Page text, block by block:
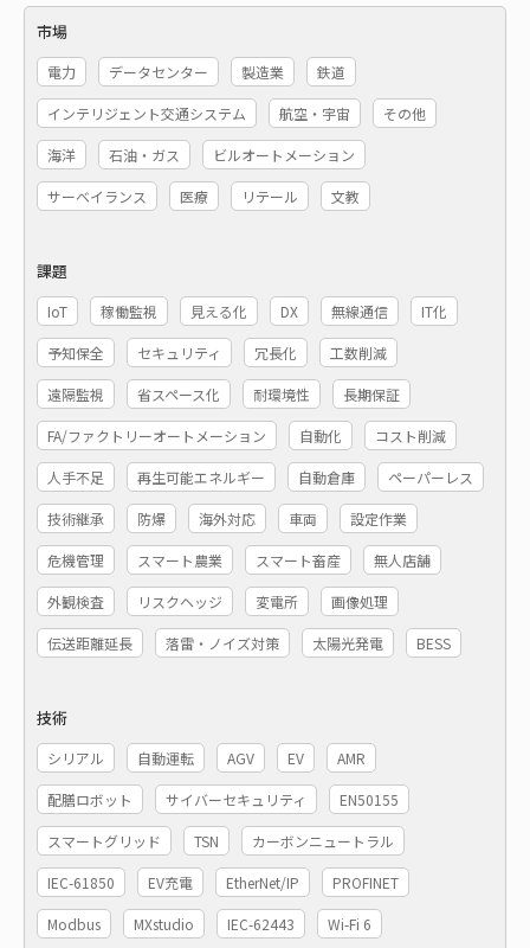
市場
電力 データセンター 製造業 鉄道
インテリジェント交通システム 航空・宇宙 その他
海洋 石油・ガス ビルオートメーション
サーベイランス 医療 リテール 文教
課題
IoT 稼働監視 見える化 DX 無線通信 IT化
予知保全 セキュリティ 冗長化 工数削減
遠隔監視 省スペース化 耐環境性 長期保証
FA/ファクトリーオートメーション 自動化 コスト削減
人手不足 再生可能エネルギー 自動倉庫 ペーパーレス
技術継承 防爆 海外対応 車両 設定作業
危機管理 スマート農業 スマート畜産 無人店舗
外観検査 リスクヘッジ 変電所 画像処理
伝送距離延長 落雷・ノイズ対策 太陽光発電 BESS
技術
シリアル 自動運転 AGV EV AMR
配膳ロボット サイバーセキュリティ EN50155
スマートグリッド TSN カーボンニュートラル
IEC-61850 EV充電 EtherNet/IP PROFINET
Modbus MXstudio IEC-62443 Wi-Fi 6